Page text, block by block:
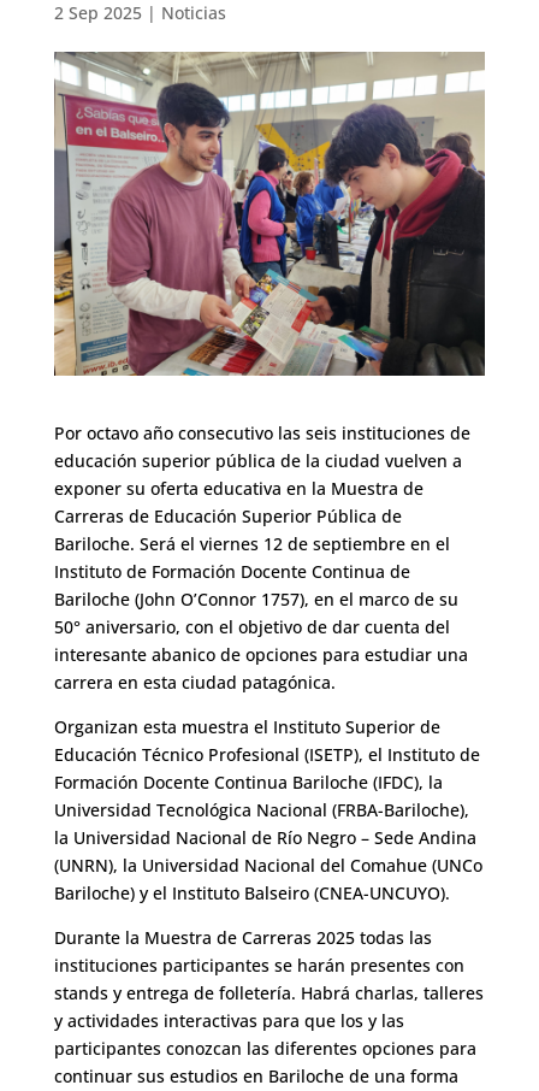
2 Sep 2025| Noticias
Por octavo año consecutivo las seis instituciones de
educación superior pública de la ciudad vuelven a
exponer su oferta educativa en la Muestra de
Carreras de Educación Superior Pública de
Bariloche. Será el viernes 12 de septiembre en el
Instituto de Formación Docente Continua de
Bariloche (John O’Connor 1757), en el marco de su
50° aniversario, con el objetivo de dar cuenta del
interesante abanico de opciones para estudiar una
carrera en esta ciudad patagónica.
Organizan esta muestra el Instituto Superior de
Educación Técnico Profesional (ISETP), el Instituto de
Formación Docente Continua Bariloche (IFDC), la
Universidad Tecnológica Nacional (FRBA-Bariloche),
la Universidad Nacional de Río Negro – Sede Andina
(UNRN), la Universidad Nacional del Comahue (UNCo
Bariloche) y el Instituto Balseiro (CNEA-UNCUYO).
Durante la Muestra de Carreras 2025 todas las
instituciones participantes se harán presentes con
stands y entrega de folletería. Habrá charlas, talleres
y actividades interactivas para que los y las
participantes conozcan las diferentes opciones para
continuar sus estudios en Bariloche de una forma